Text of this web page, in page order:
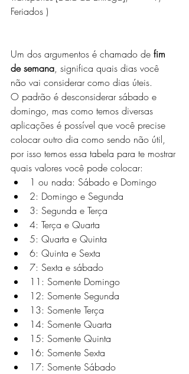
Feriados )
Um dos argumentos é chamado de fim
de semana, significa quais dias você
não vai considerar como dias úteis.
O padrão é desconsiderar sábado e
domingo, mas como temos diversas
aplicações é possível que você precise
colocar outro dia como sendo não útil,
por isso temos essa tabela para te mostrar
quais valores você pode colocar:
1 ou nada: Sábado e Domingo
2: Domingo e Segunda
3: Segunda e Terça
4: Terça e Quarta
5: Quarta e Quinta
6: Quinta e Sexta
7: Sexta e sábado
11: Somente Domingo
12: Somente Segunda
13: Somente Terça
14: Somente Quarta
15: Somente Quinta
16: Somente Sexta
17: Somente Sábado